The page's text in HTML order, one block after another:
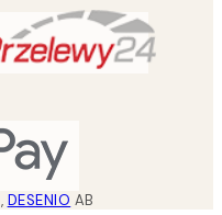
, DESENIO AB